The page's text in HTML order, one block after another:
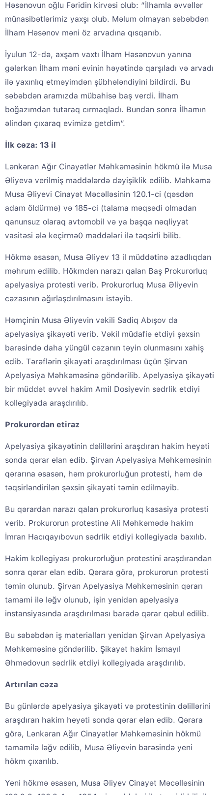
Həsənovun oğlu Fəridin kirvəsi olub: “İlhamla əvvəllər
münasibətlərimiz yaxşı olub. Məlum olmayan səbəbdən
İlham Həsənov məni öz arvadına qısqanıb.
İyulun 12-də, axşam vaxtı İlham Həsənovun yanına
gələrkən İlham məni evinin həyətində qarşıladı və arvadı
ilə yaxınlıq etməyimdən şübhələndiyini bildirdi. Bu
səbəbdən aramızda mübahisə baş verdi. İlham
boğazımdan tutaraq cırmaqladı. Bundan sonra İlhamın
əlindən çıxaraq evimizə getdim”.
İlk cəza: 13 il
Lənkəran Ağır Cinayətlər Məhkəməsinin hökmü ilə Musa
Əliyevə verilmiş maddələrdə dəyişiklik edilib. Məhkəmə
Musa Əliyevi Cinayət Məcəlləsinin 120.1-ci (qəsdən
adam öldürmə) və 185-ci (talama məqsədi olmadan
qanunsuz olaraq avtomobil və ya başqa nəqliyyat
vasitəsi ələ keçirmə0 maddələri ilə təqsirli bilib.
Hökmə əsasən, Musa Əliyev 13 il müddətinə azadlıqdan
məhrum edilib. Hökmdən narazı qalan Baş Prokurorluq
apelyasiya protesti verib. Prokurorluq Musa Əliyevin
cəzasının ağırlaşdırılmasını istəyib.
Həmçinin Musa Əliyevin vəkili Sadiq Abışov da
apelyasiya şikayəti verib. Vəkil müdafiə etdiyi şəxsin
barəsində daha yüngül cəzanın təyin olunmasını xahiş
edib. Tərəflərin şikayəti araşdırılması üçün Şirvan
Apelyasiya Məhkəməsinə göndərilib. Apelyasiya şikayəti
bir müddət əvvəl hakim Amil Dosiyevin sədrlik etdiyi
kollegiyada araşdırılıb.
Prokurordan etiraz
Apelyasiya şikayətinin dəlillərini araşdıran hakim heyəti
sonda qərar elan edib. Şirvan Apelyasiya Məhkəməsinin
qərarına əsasən, həm prokurorluğun protesti, həm də
təqsirləndirilən şəxsin şikayəti təmin edilməyib.
Bu qərardan narazı qalan prokurorluq kasasiya protesti
verib. Prokurorun protestinə Ali Məhkəmədə hakim
İmran Hacıqayıbovun sədrlik etdiyi kollegiyada baxılıb.
Hakim kollegiyası prokurorluğun protestini araşdırandan
sonra qərar elan edib. Qərara görə, prokurorun protesti
təmin olunub. Şirvan Apelyasiya Məhkəməsinin qərarı
tamami ilə ləğv olunub, işin yenidən apelyasiya
instansiyasında araşdırılması barədə qərar qəbul edilib.
Bu səbəbdən iş materialları yenidən Şirvan Apelyasiya
Məhkəməsinə göndərilib. Şikayət hakim İsmayıl
Əhmədovun sədrlik etdiyi kollegiyada araşdırılıb.
Artırılan cəza
Bu günlərdə apelyasiya şikayəti və protestinin dəlillərini
araşdıran hakim heyəti sonda qərar elan edib. Qərara
görə, Lənkəran Ağır Cinayətlər Məhkəməsinin hökmü
tamamilə ləğv edilib, Musa Əliyevin barəsində yeni
hökm çıxarılıb.
Yeni hökmə əsasən, Musa Əliyev Cinayət Məcəlləsinin